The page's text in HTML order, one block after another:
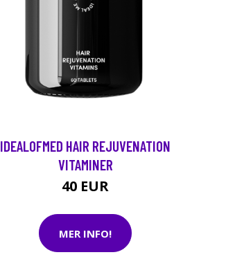
IDEALOFMED HAIR REJUVENATION
VITAMINER
40 EUR
MER INFO!